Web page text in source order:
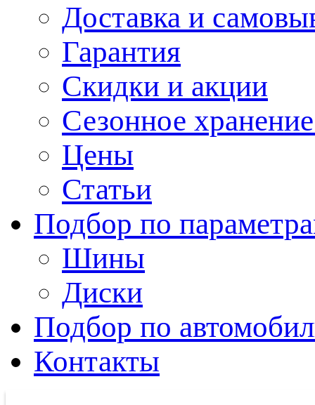
Доставка и
Гарантия
Скидки и акции
Сезонное
Цены
Статьи
Подбор по
Шины
Диски
Подбор по
Контакты